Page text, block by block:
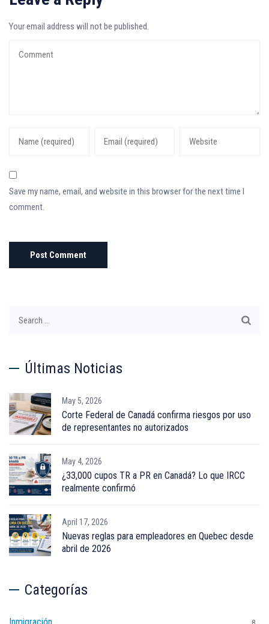
Your email address will not be published.
Save my name, email, and website in this browser for the next time I
comment.
Últimas Noticias
May 5, 2026
Corte Federal de Canadá confirma riesgos por uso
de representantes no autorizados
May 4, 2026
¿33,000 cupos TR a PR en Canadá? Lo que IRCC
realmente confirmó
April 17, 2026
Nuevas reglas para empleadores en Quebec desde
abril de 2026
Categorías